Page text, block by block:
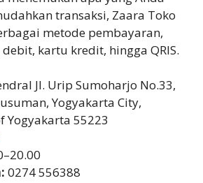
transaksi, Zaara Toko
metode pembayaran,
kartu kredit, hingga QRIS.
Jl. Urip Sumoharjo No.33,
Yogyakarta City,
Yogyakarta 55223
0274 556388